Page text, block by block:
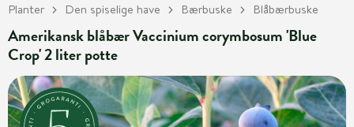
Planter Den spiselige have Bærbuske Blåbærbuske
Amerikansk blåbær Vaccinium corymbosum 'Blue
Crop' 2 liter potte